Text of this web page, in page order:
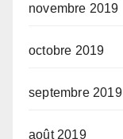
novembre 2019
octobre 2019
septembre 2019
août 2019